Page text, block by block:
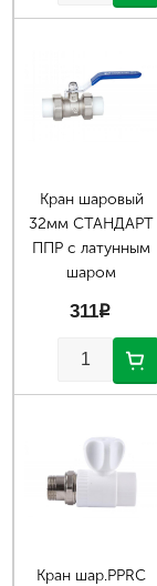
Кран шаровый
32мм СТАНДАРТ
ППР с латунным
шаром
311p
Кран шар.PPRC
Страницы